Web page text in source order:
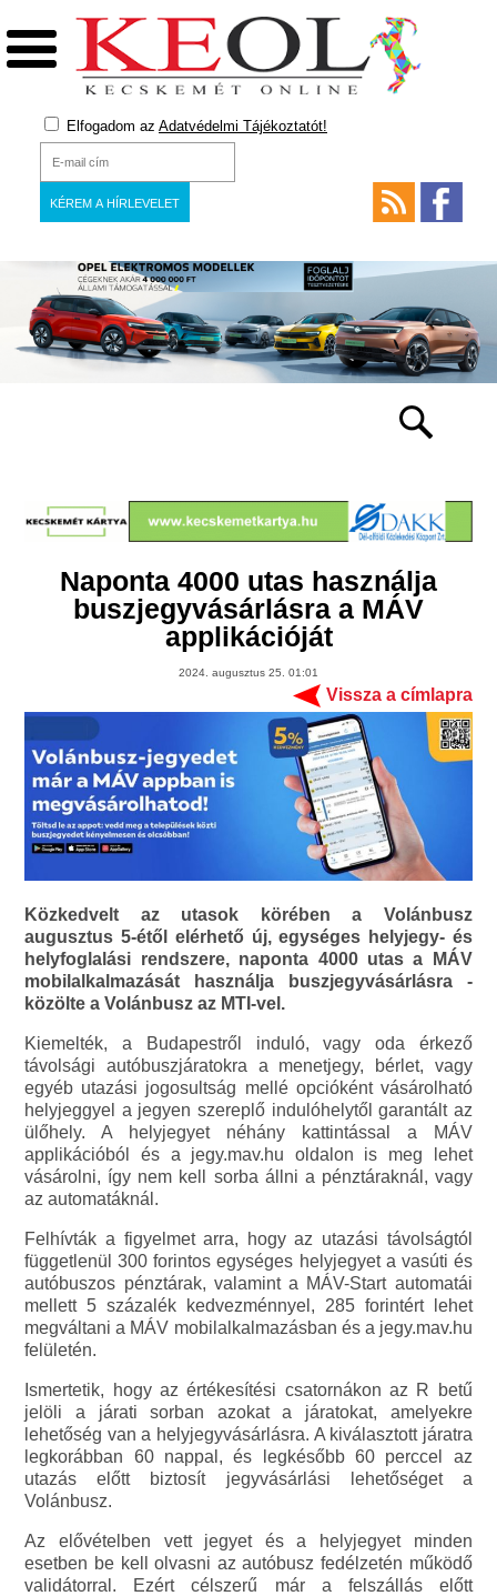
Elfogadom az Adatvédelmi Tájékoztatót!
Naponta 4000 utas használja
buszjegyvásárlásra a MÁV
applikációját
2024. augusztus 25. 01:01
Vissza a címlapra
Közkedvelt az utasok körében a Volánbusz
augusztus 5-étől elérhető új, egységes helyjegy- és
helyfoglalási rendszere, naponta 4000 utas a MÁV
mobilalkalmazását használja buszjegyvásárlásra -
közölte a Volánbusz az MTI-vel.
Kiemelték, a Budapestről induló, vagy oda érkező
távolsági autóbuszjáratokra a menetjegy, bérlet, vagy
egyéb utazási jogosultság mellé opcióként vásárolható
helyjeggyel a jegyen szereplő indulóhelytől garantált az
ülőhely. A helyjegyet néhány kattintással a MÁV
applikációból és a jegy.mav.hu oldalon is meg lehet
vásárolni, így nem kell sorba állni a pénztáraknál, vagy
az automatáknál.
Felhívták a figyelmet arra, hogy az utazási távolságtól
függetlenül 300 forintos egységes helyjegyet a vasúti és
autóbuszos pénztárak, valamint a MÁV-Start automatái
mellett 5 százalék kedvezménnyel, 285 forintért lehet
megváltani a MÁV mobilalkalmazásban és a jegy.mav.hu
felületén.
Ismertetik, hogy az értékesítési csatornákon az R betű
jelöli a járati sorban azokat a járatokat, amelyekre
lehetőség van a helyjegyvásárlásra. A kiválasztott járatra
legkorábban 60 nappal, és legkésőbb 60 perccel az
utazás előtt biztosít jegyvásárlási lehetőséget a
Volánbusz.
Az elővételben vett jegyet és a helyjegyet minden
esetben be kell olvasni az autóbusz fedélzetén működő
validátorral. Ezért célszerű már a felszállás előtt